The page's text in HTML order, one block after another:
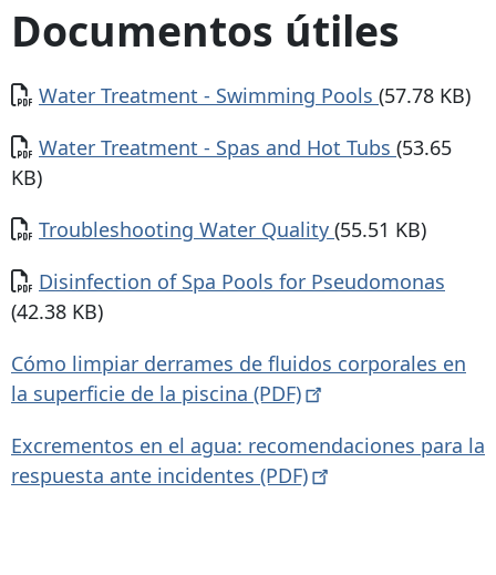
Documentos útiles
Documento
Water Treatment - Swimming Pools (57.78 KB)
Documento
Water Treatment - Spas and Hot Tubs (53.65
KB)
Documento
Troubleshooting Water Quality (55.51 KB)
Documento
Disinfection of Spa Pools for Pseudomonas
(42.38 KB)
Cómo limpiar derrames de fluidos corporales en
la superficie de la piscina (PDF)
Excrementos en el agua: recomendaciones para la
respuesta ante incidentes (PDF)